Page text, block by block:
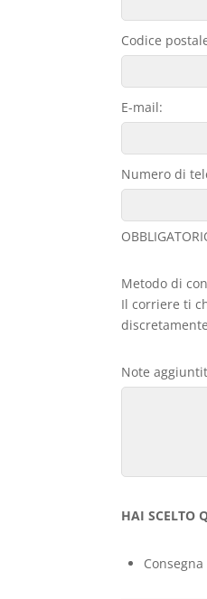
Codice
E-mail:
Numero di
Metodo di
Il corriere ti
Note
HAI SCELTO
Consegna